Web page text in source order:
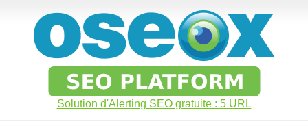
Solution d'Alerting SEO gratuite : 5 URL